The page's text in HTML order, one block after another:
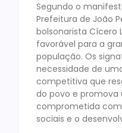
Segundo o
Prefeitura de João
bolsonarista Cícero
favorável para a
população. Os
necessidade de
competitiva que
do povo e promova
comprometida
sociais e o